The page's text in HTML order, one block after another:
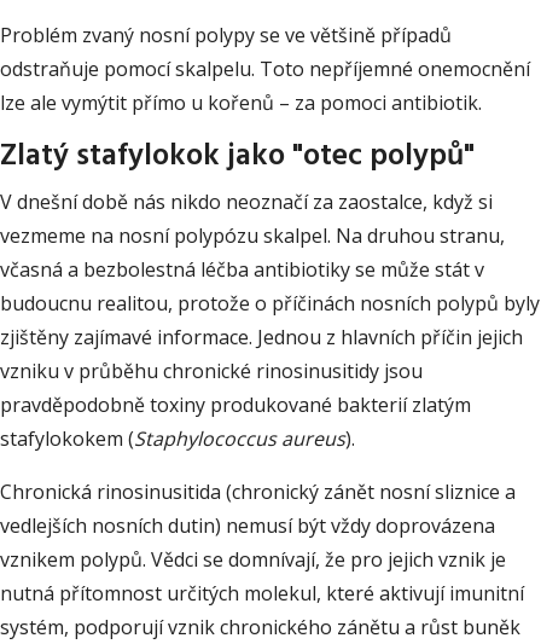
Problém zvaný nosní polypy se ve většině případů
odstraňuje pomocí skalpelu. Toto nepříjemné onemocnění
lze ale vymýtit přímo u kořenů – za pomoci antibiotik.
Zlatý stafylokok jako "otec polypů"
V dnešní době nás nikdo neoznačí za zaostalce, když si
vezmeme na nosní polypózu skalpel. Na druhou stranu,
včasná a bezbolestná léčba antibiotiky se může stát v
budoucnu realitou, protože o příčinách nosních polypů byly
zjištěny zajímavé informace. Jednou z hlavních příčin jejich
vzniku v průběhu chronické rinosinusitidy jsou
pravděpodobně toxiny produkované bakterií zlatým
stafylokokem (Staphylococcus aureus).
Chronická rinosinusitida (chronický zánět nosní sliznice a
vedlejších nosních dutin) nemusí být vždy doprovázena
vznikem polypů. Vědci se domnívají, že pro jejich vznik je
nutná přítomnost určitých molekul, které aktivují imunitní
systém, podporují vznik chronického zánětu a růst buněk